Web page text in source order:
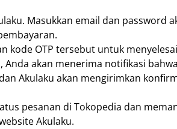
Masukkan email dan password
kode OTP tersebut untuk
Anda akan menerima notifikasi
Akulaku akan mengirimkan
pesanan di Tokopedia dan
Akulaku.